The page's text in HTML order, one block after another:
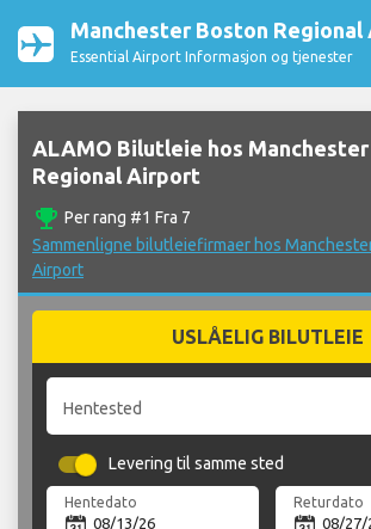
Manchester Boston
Essential Airport Informasjon og tjenester
ALAMO Bilutleie hos
Regional Airport
emoji_events Per rang #1 Fra 7
Sammenligne bilutleiefirmaer hos
Airport
USLÅELIG BILUTLEIE
Hentested
Levering til samme sted
Hentedato Returdato